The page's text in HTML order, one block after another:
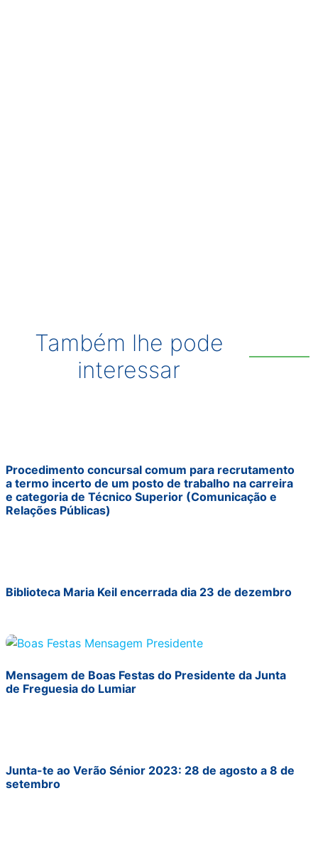
Também lhe pode
interessar
Procedimento concursal comum para recrutamento
a termo incerto de um posto de trabalho na carreira
e categoria de Técnico Superior (Comunicação e
Relações Públicas)
Biblioteca Maria Keil encerrada dia 23 de dezembro
Mensagem de Boas Festas do Presidente da Junta
de Freguesia do Lumiar
Junta-te ao Verão Sénior 2023: 28 de agosto a 8 de
setembro